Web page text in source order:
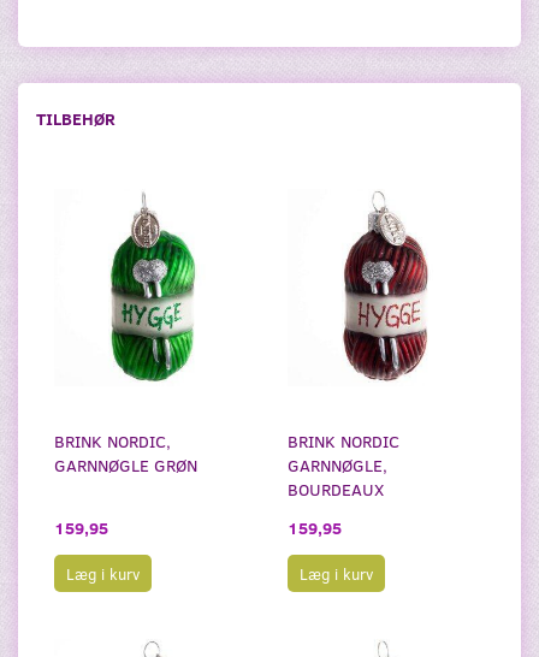
TILBEHØR
BRINK NORDIC,
GARNNØGLE GRØN
159,95
Læg i kurv
BRINK NORDIC
GARNNØGLE,
BOURDEAUX
159,95
Læg i kurv